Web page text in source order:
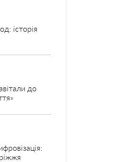
історія
до